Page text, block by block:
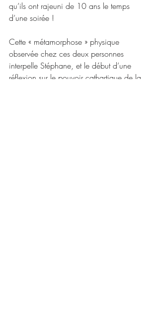
qu’ils ont rajeuni de 10 ans le temps
d’une soirée !
Cette « métamorphose » physique
observée chez ces deux personnes
interpelle Stéphane, et le début d’une
réflexion sur le pouvoir cathartique de la